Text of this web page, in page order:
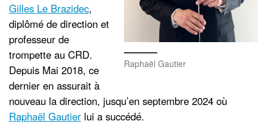
Raphaël Gautier
Gilles Le Brazidec,
diplômé de direction et
professeur de
trompette au CRD.
Depuis Mai 2018, ce
dernier en assurait à
nouveau la direction, jusqu’en septembre 2024 où
Raphaël Gautier lui a succédé.